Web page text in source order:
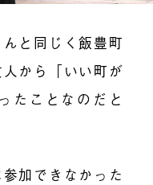
と同じく飯豊町
から「いい町が
たことなのだと
加できなかった